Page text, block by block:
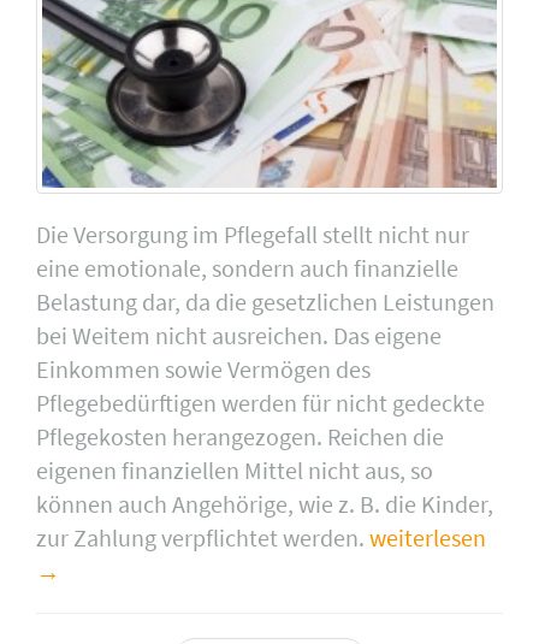
Die Versorgung im Pflegefall stellt nicht nur
eine emotionale, sondern auch finanzielle
Belastung dar, da die gesetzlichen Leistungen
bei Weitem nicht ausreichen. Das eigene
Einkommen sowie Vermögen des
Pflegebedürftigen werden für nicht gedeckte
Pflegekosten herangezogen. Reichen die
eigenen finanziellen Mittel nicht aus, so
können auch Angehörige, wie z. B. die Kinder,
zur Zahlung verpflichtet werden. weiterlesen